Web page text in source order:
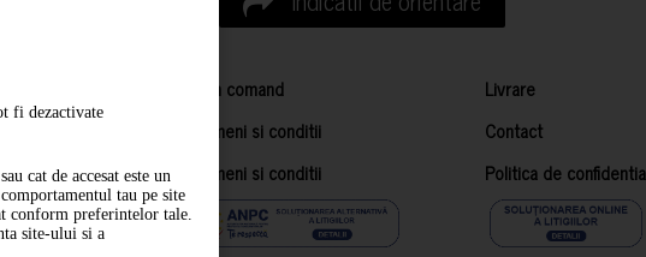
Cum comand Livrare
Termeni si conditii
Contact
Termeni si conditii
Politica de
fi dezactivate
cat de accesat este un
tau pe site
conform preferintelor tale.
site-ului si a